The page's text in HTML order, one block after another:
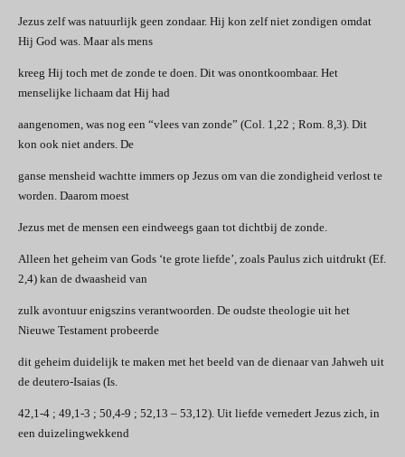
Jezus zelf was natuurlijk geen zondaar. Hij kon zelf niet zondigen omdat
Hij God was. Maar als mens
kreeg Hij toch met de zonde te doen. Dit was onontkoombaar. Het
menselijke lichaam dat Hij had
aangenomen, was nog een “vlees van zonde” (Col. 1,22 ; Rom. 8,3). Dit
kon ook niet anders. De
ganse mensheid wachtte immers op Jezus om van die zondigheid verlost te
worden. Daarom moest
Jezus met de mensen een eindweegs gaan tot dichtbij de zonde.
Alleen het geheim van Gods ‘te grote liefde’, zoals Paulus zich uitdrukt (Ef.
2,4) kan de dwaasheid van
zulk avontuur enigszins verantwoorden. De oudste theologie uit het
Nieuwe Testament probeerde
dit geheim duidelijk te maken met het beeld van de dienaar van Jahweh uit
de deutero-Isaias (Is.
42,1-4 ; 49,1-3 ; 50,4-9 ; 52,13 – 53,12). Uit liefde vernedert Jezus zich, in
een duizelingwekkend